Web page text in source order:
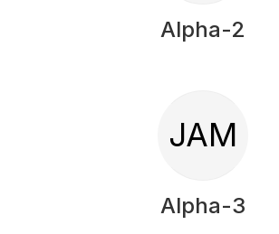
Alpha-2
JAM
Alpha-3